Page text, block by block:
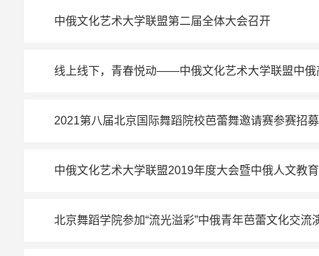
中俄文化艺术大学联盟第二届全体大会召开
线上线下，青春悦动——中俄文化艺术大学联盟中俄
2021第八届北京国际舞蹈院校芭蕾舞邀请赛参赛招募
中俄文化艺术大学联盟2019年度大会暨中俄人文教
北京舞蹈学院参加“流光溢彩”中俄青年芭蕾文化交流